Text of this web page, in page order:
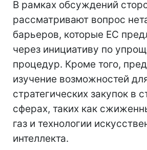
В рамках обсуждений
рассматривают вопрос
барьеров, которые ЕС
через инициативу по
процедур. Кроме того,
изучение возможностей
стратегических закупок в
сферах, таких как
газ и технологии
интеллекта.